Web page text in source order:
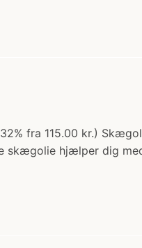
fra 115.00 kr.)
skægolie hjælper dig